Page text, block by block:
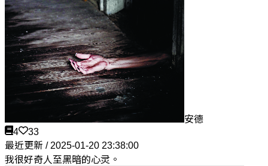
安德
4
33
最近更新 / 2025-01-20 23:38:00
我很好奇人至黑暗的心灵。